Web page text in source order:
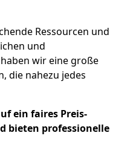
Ressourcen und
und
haben wir eine große
die nahezu jedes
ein faires Preis-
bieten professionelle